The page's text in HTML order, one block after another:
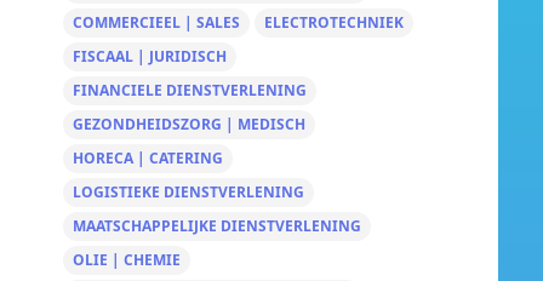
COMMERCIEEL | SALES
ELECTROTECHNIEK
FISCAAL | JURIDISCH
FINANCIELE DIENSTVERLENING
GEZONDHEIDSZORG | MEDISCH
HORECA | CATERING
LOGISTIEKE DIENSTVERLENING
MAATSCHAPPELIJKE DIENSTVERLENING
OLIE | CHEMIE